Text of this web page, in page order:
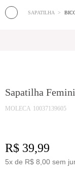
SAPATILHA
Sapatilha
MOLECA 10037139605
R$ 39,99
5x de R$ 8,00 sem